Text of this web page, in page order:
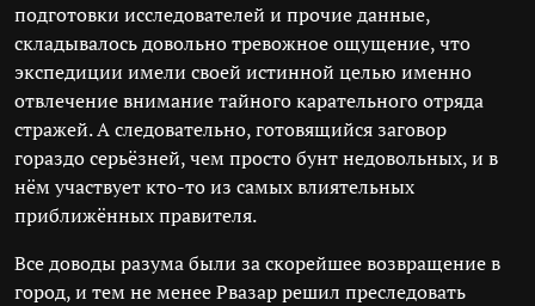
подготовки исследователей и прочие данные,
складывалось довольно тревожное ощущение, что
экспедиции имели своей истинной целью именно
отвлечение внимание тайного карательного отряда
стражей. А следовательно, готовящийся заговор
гораздо серьёзней, чем просто бунт недовольных, и в
нём участвует кто-то из самых влиятельных
приближённых правителя.
Все доводы разума были за скорейшее возвращение в
город, и тем не менее Рвазар решил преследовать